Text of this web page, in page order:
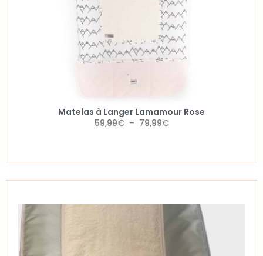
Matelas à Langer Lamamour Rose
59,99€ – 79,99€